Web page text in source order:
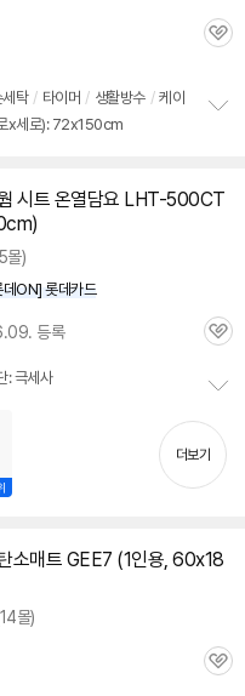
관
세탁 / 타이머 / 생활방수 / 케이
x세로): 72x150cm
치
시트 온열담요 LHT-500CT
몰)
ON] 롯데카드
등록
관
: 극세사
펼
치
더보기
소매트 GEE7 (1인용, 60x18
몰)
관